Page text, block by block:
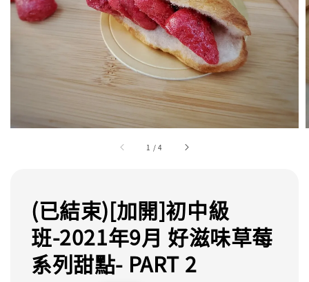
1 /4
(已結束)[加開]初中級
班-2021年9月 好滋味草莓
系列甜點- PART 2